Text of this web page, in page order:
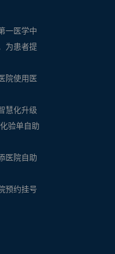
一医学中
为患者提
院使用医
慧化升级
验单自助
医院自助
预约挂号